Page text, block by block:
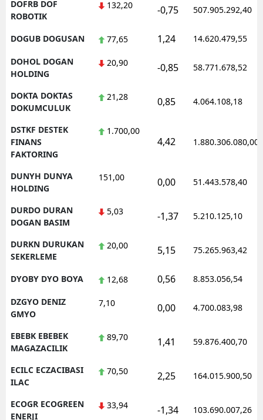
DOFRB DOF
ROBOTIK
132,20 -0,75 507.905.292,40
DOGUB DOGUSAN 77,65 1,24 14.620.479,55
DOHOL DOGAN
HOLDING
20,90 -0,85 58.771.678,52
DOKTA DOKTAS
DOKUMCULUK
21,28 0,85 4.064.108,18
DSTKF DESTEK
FINANS
FAKTORING
1.700,00
4,42 1.880.306.080,00
DUNYH DUNYA
HOLDING
151,00 0,00 51.443.578,40
DURDO DURAN
DOGAN BASIM
5,03 -1,37 5.210.125,10
DURKN DURUKAN
SEKERLEME
20,00 5,15 75.265.963,42
DYOBY DYO BOYA 12,68 0,56 8.853.056,54
DZGYO DENIZ
GMYO
7,10 0,00 4.700.083,98
EBEBK EBEBEK
MAGAZACILIK
89,70 1,41 59.876.400,70
ECILC ECZACIBASI
ILAC
70,50 2,25 164.015.900,50
ECOGR ECOGREEN
ENERJI
33,94 -1,34 103.690.007,26